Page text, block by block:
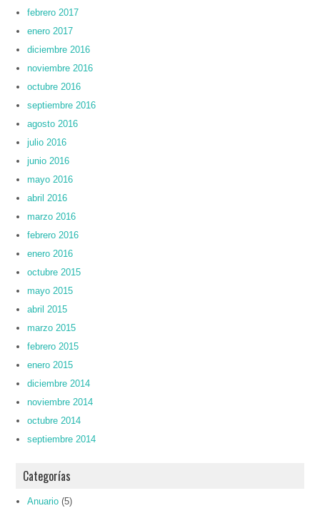
febrero 2017
enero 2017
diciembre 2016
noviembre 2016
octubre 2016
septiembre 2016
agosto 2016
julio 2016
junio 2016
mayo 2016
abril 2016
marzo 2016
febrero 2016
enero 2016
octubre 2015
mayo 2015
abril 2015
marzo 2015
febrero 2015
enero 2015
diciembre 2014
noviembre 2014
octubre 2014
septiembre 2014
Categorías
Anuario (5)